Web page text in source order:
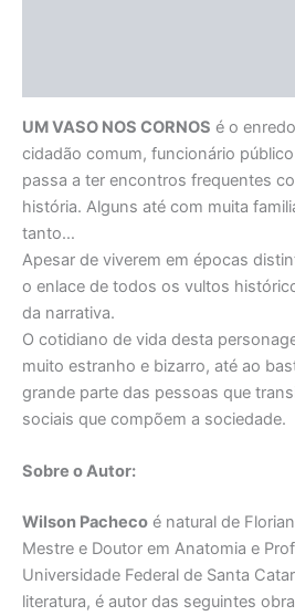
UM VASO NOS CORNOS é o
cidadão comum, funcionário
passa a ter encontros frequentes
história. Alguns até com muita
tanto…
Apesar de viverem em épocas
o enlace de todos os vultos
da narrativa.
O cotidiano de vida desta
muito estranho e bizarro, até ao
grande parte das pessoas que
sociais que compõem a sociedade.
Sobre o Autor:
Wilson Pacheco é natural de
Mestre e Doutor em Anatomia e
Universidade Federal de Santa
literatura, é autor das seguintes